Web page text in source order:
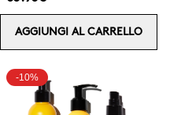
AGGIUNGI AL CARRELLO
-10%